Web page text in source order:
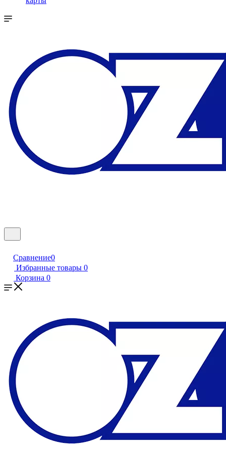
Сравнение0
Избранные товары 0
Корзина 0